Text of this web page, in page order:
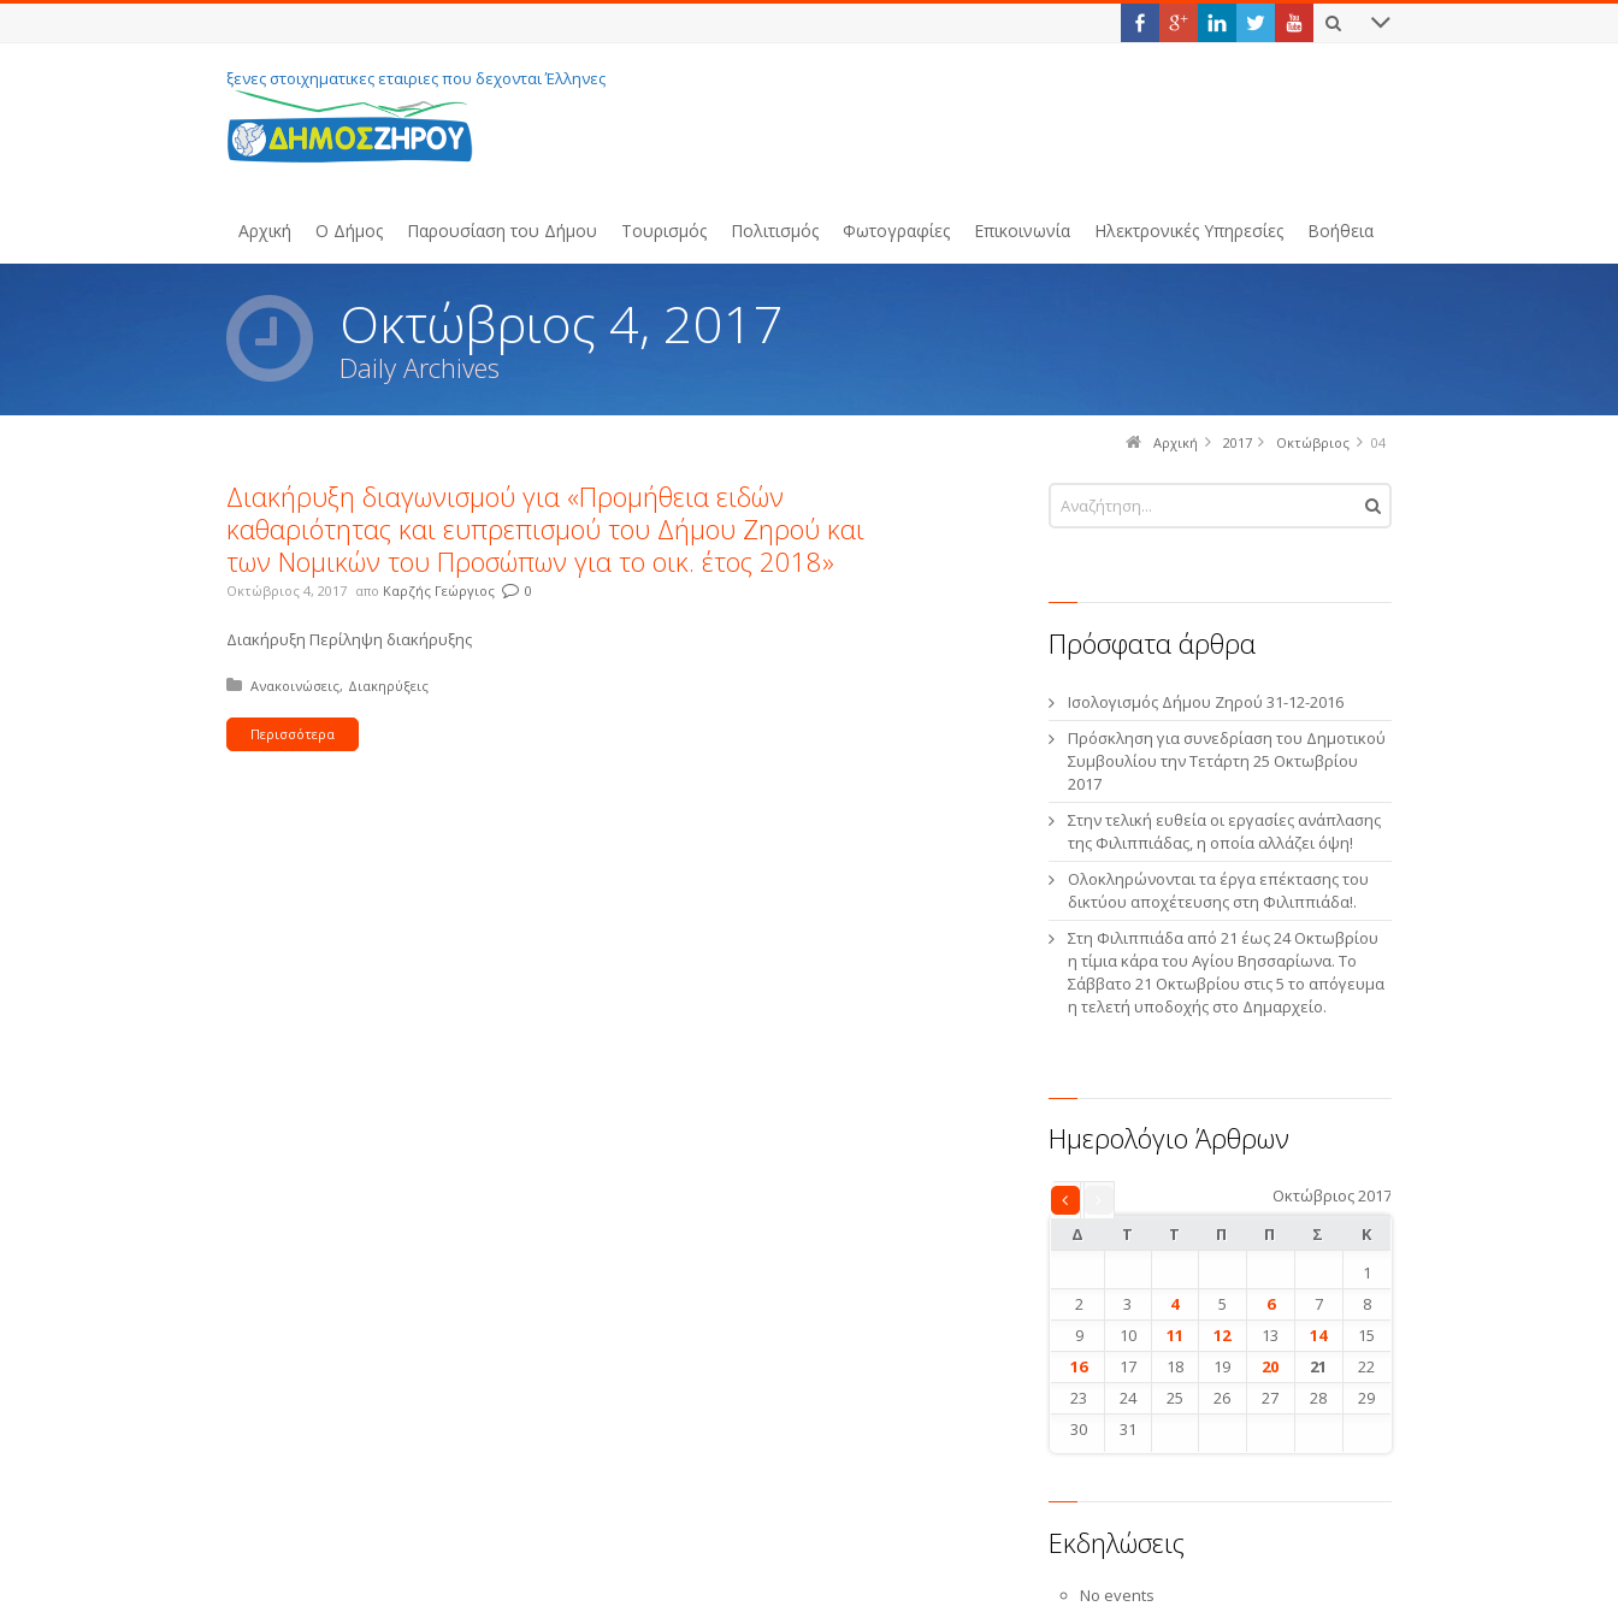
ξενες στοιχηματικες εταιριες που δεχονται Έλληνες
Αρχική Ο Δήμος Παρουσίαση του Δήμου Τουρισμός Πολιτισμός Φωτογραφίες Επικοινωνία Ηλεκτρονικές Υπηρεσίες Βοήθεια
Οκτώβριος 4, 2017
Daily Archives
Αρχική 2017 Οκτώβριος 04
Διακήρυξη διαγωνισμού για «Προμήθεια ειδών
καθαριότητας και ευπρεπισμού του Δήμου Ζηρού και
των Νομικών του Προσώπων για το οικ. έτος 2018»
Οκτώβριος 4, 2017 απο Καρζής Γεώργιος 0
Διακήρυξη Περίληψη διακήρυξης
Δημοσιεύτηκε σε:
Ανακοινώσεις Διακηρύξεις
Περισσότερα
Πρόσφατα άρθρα
Ισολογισμός Δήμου Ζηρού 31-12-2016
Πρόσκληση για συνεδρίαση του Δημοτικού
Συμβουλίου την Τετάρτη 25 Οκτωβρίου
2017
Στην τελική ευθεία οι εργασίες ανάπλασης
της Φιλιππιάδας, η οποία αλλάζει όψη!
Ολοκληρώνονται τα έργα επέκτασης του
δικτύου αποχέτευσης στη Φιλιππιάδα!.
Στη Φιλιππιάδα από 21 έως 24 Οκτωβρίου
η τίμια κάρα του Αγίου Βησσαρίωνα. Το
Σάββατο 21 Οκτωβρίου στις 5 το απόγευμα
η τελετή υποδοχής στο Δημαρχείο.
Ημερολόγιο Άρθρων
Οκτώβριος 2017
Δ
Τ Τ Π Π Σ Κ
Σεπ
1
2
3 4 5 6 7
8
9
10 11 12 13 14
15
16
17 18 19 20 21
22
23
24 25 26 27 28
29
30
31
Εκδηλώσεις
No events